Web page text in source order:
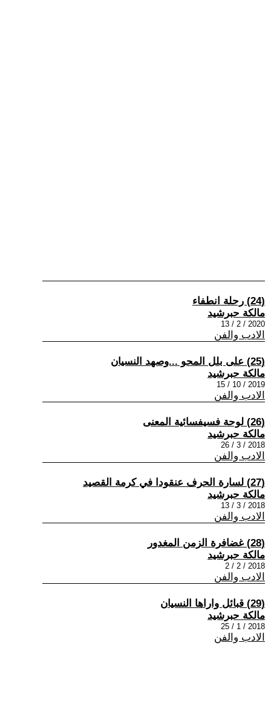
(24) رحلة انطفاء
مالكة حبرشيد
2020 / 2 / 13
الادب والفن
(25) على بلل المحو ...وصهد النسيان
مالكة حبرشيد
2019 / 10 / 15
الادب والفن
(26) لوحة فسيفسائية المعنى
مالكة حبرشيد
2018 / 3 / 26
الادب والفن
(27) لسارة الحرف عنقودا في كرمة القصيد
مالكة حبرشيد
2018 / 3 / 13
الادب والفن
(28) غضافرة الزمن المغدور
مالكة حبرشيد
2018 / 2 / 2
الادب والفن
(29) قبائل واراها النسيان
مالكة حبرشيد
2018 / 1 / 25
الادب والفن